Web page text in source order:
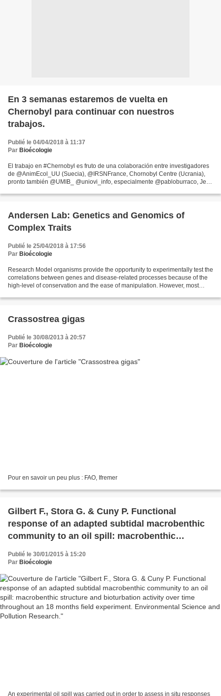
En 3 semanas estaremos de vuelta en
Chernobyl para continuar con nuestros
trabajos.
Publié le 04/04/2018 à 11:37
Par Bioécologie
El trabajo en #Chernobyl es fruto de una colaboración entre investigadores
de @AnimEcol_UU (Suecia), @IRSNFrance, Chornobyl Centre (Ucrania),
pronto también @UMIB_ @uniovi_info, especialmente @pabloburraco, Jean
Andersen Lab: Genetics and Genomics of
Complex Traits
Publié le 25/04/2018 à 17:56
Par Bioécologie
Research Model organisms provide the opportunity to experimentally test the
correlations between genes and disease-related processes because of the
high-level of conservation and the ease of manipulation. However, most
Crassostrea gigas
Publié le 30/08/2013 à 20:57
Par Bioécologie
Pour en savoir un peu plus : FAO, Ifremer
Gilbert F., Stora G. & Cuny P. Functional
response of an adapted subtidal macrobenthic
community to an oil spill: macrobenthic
throughout an 18 months field experiment.
Publié le 30/01/2015 à 15:20
Par Bioécologie
An experimental oil spill was carried out in order to assess in situ responses